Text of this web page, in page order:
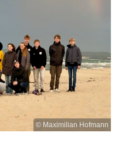
© Maximilian Hofmann